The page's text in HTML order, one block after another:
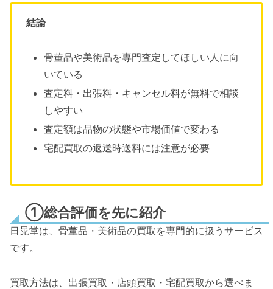
結論
骨董品や美術品を専門査定してほしい人に向
いている
査定料・出張料・キャンセル料が無料で相談
しやすい
査定額は品物の状態や市場価値で変わる
宅配買取の返送時送料には注意が必要
①総合評価を先に紹介
日晃堂は、骨董品・美術品の買取を専門的に扱うサービス
です。
買取方法は、出張買取・店頭買取・宅配買取から選べま